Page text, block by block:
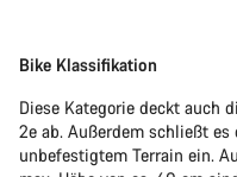
Bike Klassifikation
Diese Kategorie deckt auch
2e ab. Außerdem schließt es
unbefestigtem Terrain ein.